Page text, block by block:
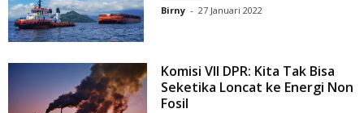
Birny - 27 Januari 2022
Komisi VII DPR: Kita Tak Bisa
Seketika Loncat ke Energi Non
Fosil